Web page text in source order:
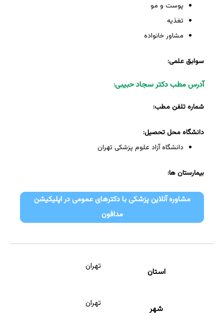
پوست و مو
تغذیه
مشاور خانواده
سوابق علمی:
آدرس مطب دکتر سجاد حبیبی:
شماره تلفن مطب:
دانشگاه محل تحصیل:
دانشگاه آزاد علوم پزشکی تهران
بیمارستان ها:
مشاوره آنلاین پزشکی با دکترهای عمومی در اپلیکیشن
مدافون
استان
تهران
شهر
تهران